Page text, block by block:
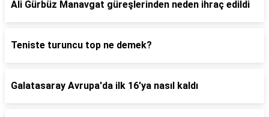
Ali Gürbüz Manavgat güreşlerinden neden ihraç edildi
Teniste turuncu top ne demek?
Galatasaray Avrupa'da ilk 16'ya nasıl kaldı